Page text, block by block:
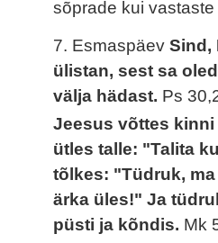
sõprade kui
7. EsmaspäevSind,
ülistan, sest sa
välja hädast. Ps
Jeesus võttes
ütles talle: "Talita
tõlkes: "Tüdruk,
ärka üles!" Ja
püsti ja kõndis. Mk